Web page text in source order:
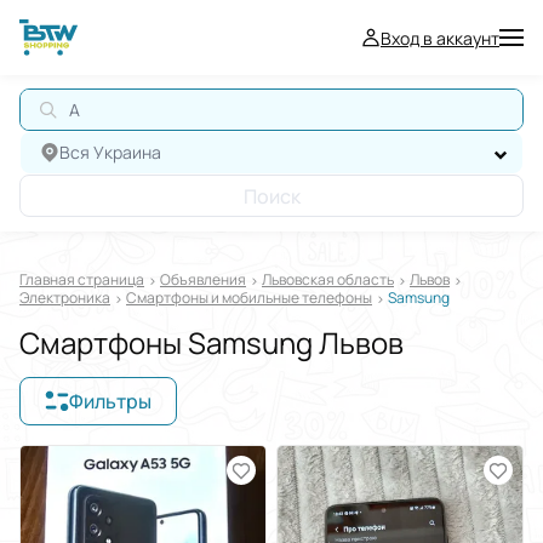
Вход в аккаунт
АВТ
Вся Украина
Поиск
Главная страница Oбъявления Львовская область
Львов
Электроника
Смартфоны и мобильные телефоны Samsung
Смартфоны Samsung Львов
Фильтры
Отображать в $€₴
Отсортировать по